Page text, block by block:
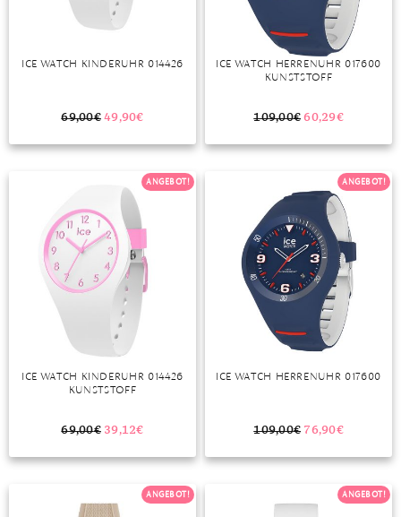
SAPHIR
ZIRKON
ICE WATCH KINDERUHR 014426
69,00€ 49,90€
ICE WATCH HERRENUHR 017600
KUNSTSTOFF
109,00€ 60,29€
ANGEBOT!
ICE WATCH KINDERUHR 014426
KUNSTSTOFF
69,00€ 39,12€
ANGEBOT!
ICE WATCH HERRENUHR 017600
109,00€ 76,90€
ANGEBOT! ANGEBOT!